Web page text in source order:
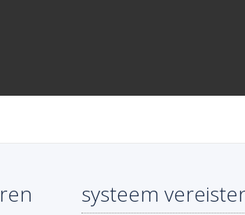
systeem